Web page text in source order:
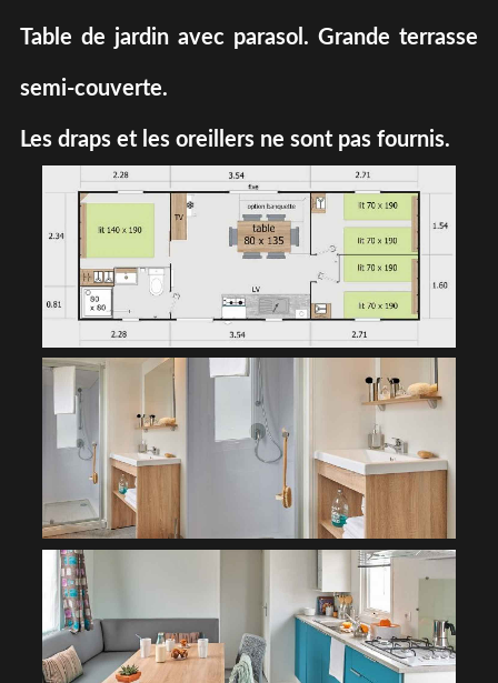
Table de jardin avec parasol. Grande terrasse
semi-couverte.
Les draps et les oreillers ne sont pas fournis.